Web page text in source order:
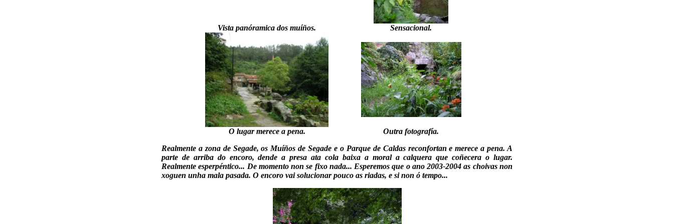
Vista panóramica dos muíños. Sensacional.
O lugar merece a pena.
Outra fotografía.
Realmente a zona de Segade, os Muíños de Segade e o Parque de Caldas reconfortan e merece a pena. A
parte de arriba do encoro, dende a presa ata cola baixa a moral a calquera que coñecera o lugar.
Realmente esperpéntico... De momento non se fixo nada... Esperemos que o ano 2003-2004 as choivas non
xoguen unha mala pasada. O encoro vai solucionar pouco as riadas, e si non ó tempo...